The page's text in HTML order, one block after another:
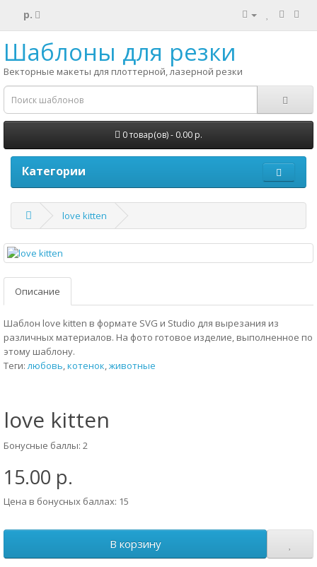
р.
Шаблоны для резки
Векторные макеты для плоттерной, лазерной резки
0 товар(ов) - 0.00 р.
Категории
love kitten
Описание
Шаблон love kitten в формате SVG и Studio для вырезания из
различных материалов. На фото готовое изделие, выполненное по
этому шаблону.
Теги:любовь,котенок,животные
love kitten
Бонусные баллы: 2
15.00 р.
Цена в бонусных баллах: 15
В корзину